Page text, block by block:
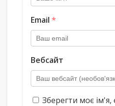
Email *
Вебсайт
Зберегти моє ім'я,